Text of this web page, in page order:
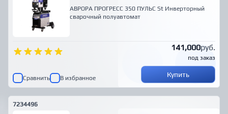
АВРОРА ПРОГРЕСС 350 ПУЛЬС St Инверторный
сварочный полуавтомат
141,000руб.
под заказ
Сравнить В избранное Купить
7234496